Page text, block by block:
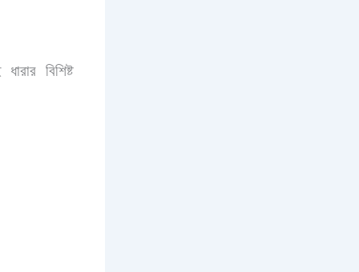
বিশিষ্ট